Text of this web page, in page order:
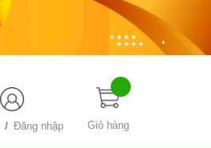
Giỏ hàng
/ Đăng nhập